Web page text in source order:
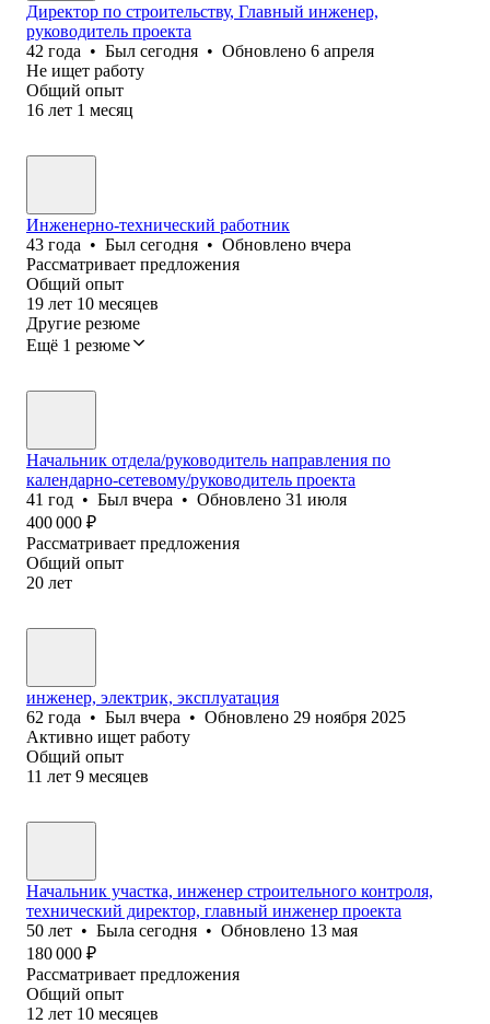
Директор по строительству, Главный инженер,
руководитель проекта
42 года • Был сегодня • Обновлено 6 апреля
Не ищет работу
Общий опыт
16 лет 1 месяц
Инженерно-технический работник
43 года • Был сегодня • Обновлено вчера
Рассматривает предложения
Общий опыт
19 лет 10 месяцев
Другие резюме
Ещё 1 резюме
Начальник отдела/руководитель направления по
календарно-сетевому/руководитель проекта
41 год • Был вчера • Обновлено 31 июля
400 000 ₽
Рассматривает предложения
Общий опыт
20 лет
инженер, электрик, эксплуатация
62 года • Был вчера • Обновлено 29 ноября 2025
Активно ищет работу
Общий опыт
11 лет 9 месяцев
Начальник участка, инженер строительного контроля,
технический директор, главный инженер проекта
50 лет • Была сегодня • Обновлено 13 мая
180 000 ₽
Рассматривает предложения
Общий опыт
12 лет 10 месяцев